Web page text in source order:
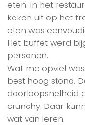
eten. In het
keken uit op het
eten was
Het buffet werd
personen.
Wat me opviel
best hoog stond.
doorloopsnelheid
crunchy. Daar
wat van leren.